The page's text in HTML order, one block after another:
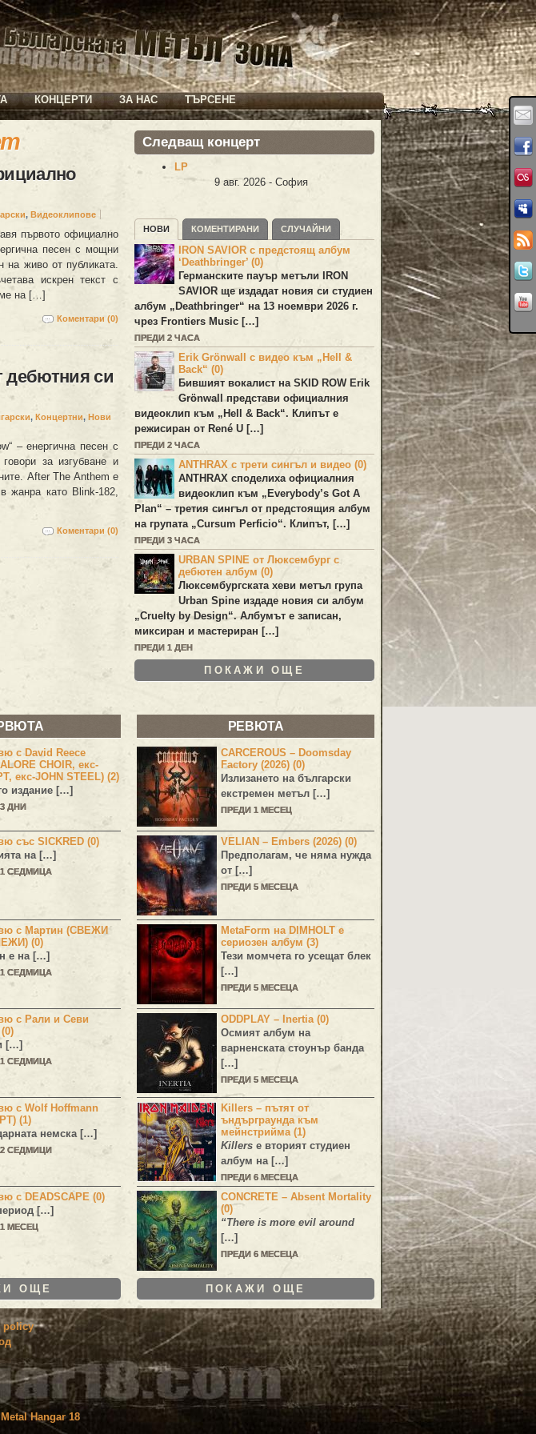
КОНЦЕРТИ ЗА НАС ТЪРСЕНЕ
, Видеоклипове
първото официално
песен с мощни
живо от публиката.
искрен текст с
на […]
Коментари (0)
дебютния си
, Концертни, Нови
– енергична песен с
за изгубване и
After The Anthem е
жанра като Blink‑182,
Коментари (0)
Следващ концерт
LP
9 авг. 2026 - София
НОВИ КОМЕНТИРАНИ СЛУЧАЙНИ
IRON SAVIOR с предстоящ албум
‘Deathbringer’ (0)
Германските пауър метъли
IRON
SAVIOR ще издадат новия си студиен
албум „ Deathbringer“ на 13 ноември 2026 г.
чрез Frontiers Music […]
ПРЕДИ 2 ЧАСА
Erik Grönwall с видео към „Hell &
Back“ (0)
Бившият вокалист на SKID ROW Erik
Grönwall представи официалния
видеоклип към „Hell & Back“. Клипът е
режисиран от René U […]
ПРЕДИ 2 ЧАСА
ANTHRAX с трети сингъл и видео (0)
ANTHRAX споделиха официалния
видеоклип към „ Everybody’s Got A
Plan“ – третия сингъл от предстоящия албум
на групата „Cursum Perficio“. Клипът, […]
ПРЕДИ 3 ЧАСА
URBAN SPINE от Люксембург с
дебютен албум (0)
Люксембургската хеви метъл група
Urban Spine издаде новия си албум
„Cruelty by Design“. Албумът е записан,
миксиран и мастериран […]
ПРЕДИ 1 ДЕН
ПОКАЖИ ОЩЕ
с David Reece
CHOIR, екс-
екс-JOHN STEEL) (2)
издание […]
ДНИ
със SICKRED (0)
на […]
СЕДМИЦА
с Мартин (СВЕЖИ
(0)
е на […]
СЕДМИЦА
с Рали и Севи
[…]
СЕДМИЦА
с Wolf Hoffmann
(1)
немска […]
СЕДМИЦИ
с DEADSCAPE (0)
[…]
МЕСЕЦ
ОЩЕ
РЕВЮТА
CARCEROUS – Doomsday
Factory (2026) (0)
Излизането на български
екстремен метъл […]
ПРЕДИ 1 МЕСЕЦ
VELIAN – Embers (2026) (0)
Предполагам, че няма нужда
от […]
ПРЕДИ 5 МЕСЕЦА
MetaForm на DIMHOLT е
сериозен албум (3)
Тези момчета го усещат блек
[…]
ПРЕДИ 5 МЕСЕЦА
ODDPLAY – Inertia (0)
Осмият албум на
варненската стоунър банда
[…]
ПРЕДИ 5 МЕСЕЦА
Killers – пътят от
ъндърграунда към
мейнстрийма (1)
Killers е вторият студиен
албум на […]
ПРЕДИ 6 МЕСЕЦА
CONCRETE – Absent Mortality
(0)
“There is more evil around
[…]
ПРЕДИ 6 МЕСЕЦА
ПОКАЖИ ОЩЕ
policy
Metal Hangar 18